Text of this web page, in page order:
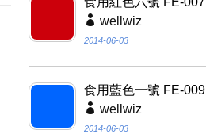
wellwiz
2014-06-03
食用藍色一號 FE-009
wellwiz
2014-06-03